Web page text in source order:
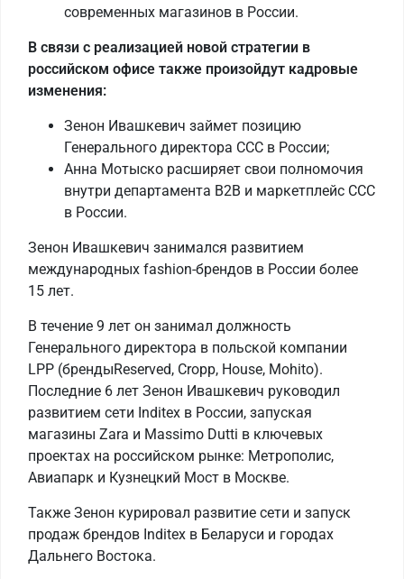
современных магазинов в России.
В связи с реализацией новой стратегии в
российском офисе также произойдут кадровые
изменения:
Зенон Ивашкевич займет позицию
Генерального директора ССС в России;
Анна Мотыско расширяет свои полномочия
внутри департамента B2B и маркетплейс ССС
в России.
Зенон Ивашкевич занимался развитием
международных fashion-брендов в России более
15 лет.
В течение 9 лет он занимал должность
Генерального директора в польской компании
LPP (брендыReserved, Cropp, House, Mohito).
Последние 6 лет Зенон Ивашкевич руководил
развитием сети Inditex в России, запуская
магазины Zara и Massimo Dutti в ключевых
проектах на российском рынке: Метрополис,
Авиапарк и Кузнецкий Мост в Москве.
Также Зенон курировал развитие сети и запуск
продаж брендов Inditex в Беларуси и городах
Дальнего Востока.